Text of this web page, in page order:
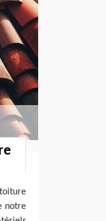
notre